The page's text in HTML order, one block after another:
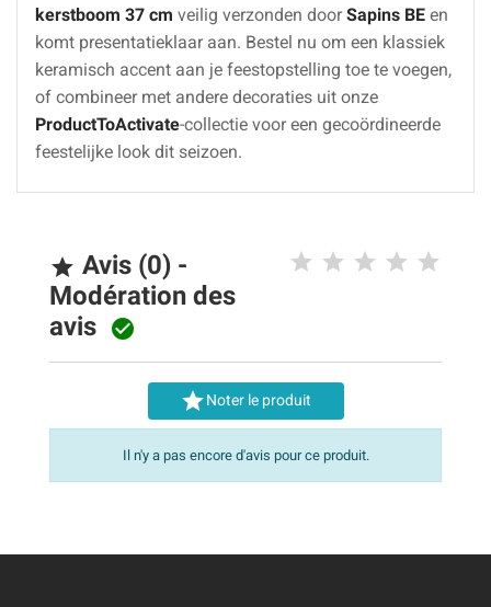
kerstboom 37 cm veilig verzonden doorSapins BE en
komt presentatieklaar aan. Bestel nu om een klassiek
keramisch accent aan je feestopstelling toe te voegen,
of combineer met andere decoraties uit onze
ProductToActivate-collectie voor een gecoördineerde
feestelijke look dit seizoen.
 Avis (0) -
Modération des
avis 
Noter le produit
Il n'y a pas encore d'avis pour ce produit.